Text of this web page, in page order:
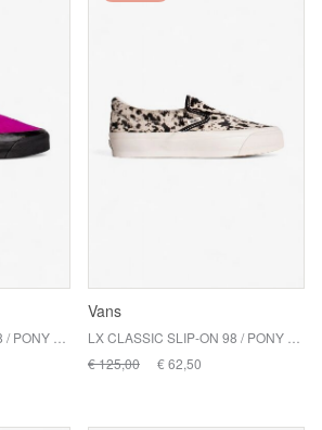
Vans
€ 125,00
€ 62,50